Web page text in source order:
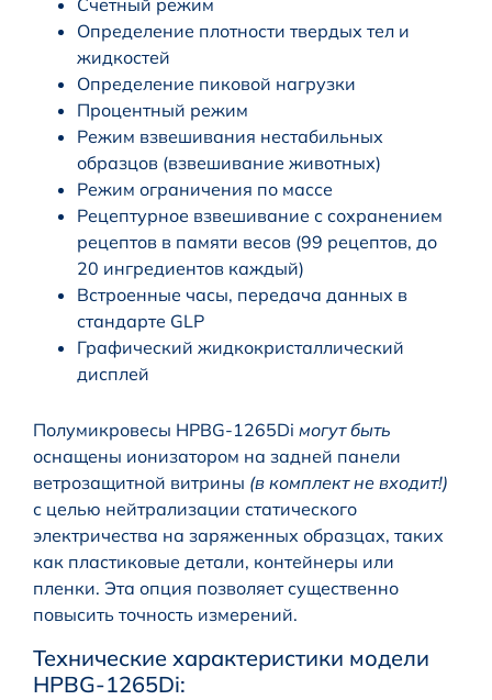
Определение плотности твердых тел и
жидкостей
Определение пиковой нагрузки
Процентный режим
Режим взвешивания нестабильных
образцов (взвешивание животных)
Режим ограничения по массе
Рецептурное взвешивание с сохранением
рецептов в памяти весов (99 рецептов, до
20 ингредиентов каждый)
Встроенные часы, передача данных в
стандарте GLP
Графический жидкокристаллический
дисплей
Полумикровесы HPBG-1265Di могут быть
оснащены ионизатором на задней панели
ветрозащитной витрины (в комплект не входит!)
с целью нейтрализации статического
электричества на заряженных образцах, таких
как пластиковые детали, контейнеры или
пленки. Эта опция позволяет существенно
повысить точность измерений.
Технические характеристики модели
HPBG-1265Di: